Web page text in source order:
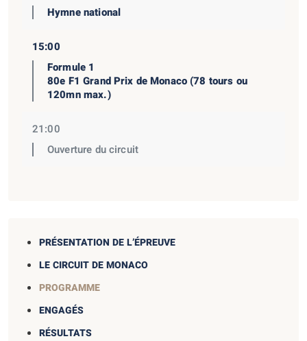
PRÉSENTATION DE L’ÉPREUVE
LE CIRCUIT DE MONACO
PROGRAMME
ENGAGÉS
RÉSULTATS
Hymne national
15:00
Formule 1
80e F1 Grand Prix de Monaco (78 tours ou
120mn max.)
21:00
Ouverture du circuit